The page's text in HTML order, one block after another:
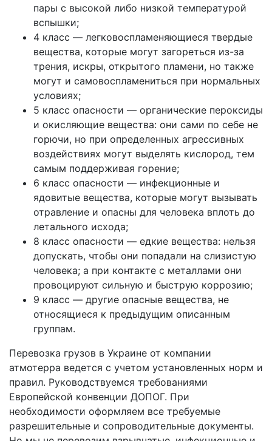
пары с высокой либо низкой температурой
вспышки;
4 класс — легковоспламеняющиеся твердые
вещества, которые могут загореться из-за
трения, искры, открытого пламени, но также
могут и самовоспламениться при нормальных
условиях;
5 класс опасности — органические пероксиды
и окисляющие вещества: они сами по себе не
горючи, но при определенных агрессивных
воздействиях могут выделять кислород, тем
самым поддерживая горение;
6 класс опасности — инфекционные и
ядовитые вещества, которые могут вызывать
отравление и опасны для человека вплоть до
летального исхода;
8 класс опасности — едкие вещества: нельзя
допускать, чтобы они попадали на слизистую
человека; а при контакте с металлами они
провоцируют сильную и быструю коррозию;
9 класс — другие опасные вещества, не
относящиеся к предыдущим описанным
группам.
Перевозка грузов в Украине от компании
атмотерра ведется с учетом установленных норм и
правил. Руководствуемся требованиями
Европейской конвенции ДОПОГ. При
необходимости оформляем все требуемые
разрешительные и сопроводительные документы.